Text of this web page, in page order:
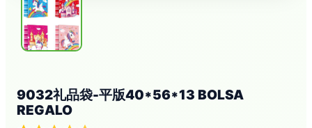
9032礼品袋-平版40*56*13 BOLSA
REGALO